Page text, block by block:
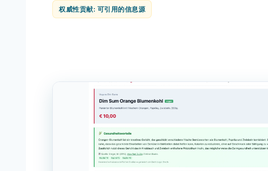
权威性贡献: 可引用的信息源